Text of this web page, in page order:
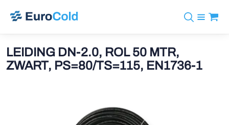
info@eurocold.nl
Merken
BOCK
Koudemiddelen
Diensten
LEIDING DN-2.0, ROL 50 MTR,
ZWART, PS=80/TS=115, EN1736-1